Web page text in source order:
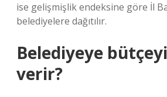
ise gelişmişlik endeksine göre İl
belediyelere dağıtılır.
Belediyeye
verir?